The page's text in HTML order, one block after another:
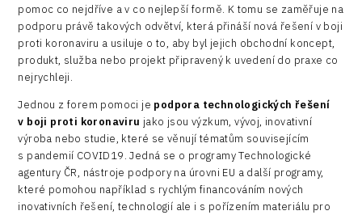
Vehicles
pomoc co nejdříve a v co nejlepší formě. K tomu se zaměřuje na
podporu právě takových odvětví, která přináší nová řešení v boji
proti koronaviru a usiluje o to, aby byl jejich obchodní koncept,
produkt, služba nebo projekt připravený k uvedení do praxe co
nejrychleji.
Jednou z forem pomoci je podpora technologických řešení
v boji proti koronaviru jako jsou výzkum, vývoj, inovativní
výroba nebo studie, které se věnují tématům souvisejícím
s pandemií COVID19. Jedná se o programy Technologické
agentury ČR, nástroje podpory na úrovni EU a další programy,
které pomohou například s rychlým financováním nových
inovativních řešení, technologií ale i s pořízením materiálu pro